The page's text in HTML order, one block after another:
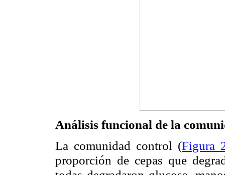
Análisis funcional de la
La comunidad control (Figura
proporción de cepas que